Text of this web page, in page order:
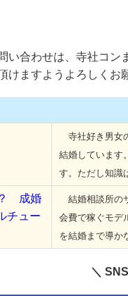
合わせは、寺社コン
けますようよろしくお
寺社好き男女
結婚しています
す。ただし知識
成婚
チュー
結婚相談所の
会費で稼ぐモデ
を結婚まで導か
＼